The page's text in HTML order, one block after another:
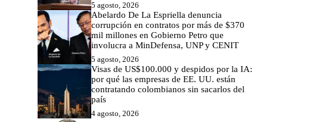
5 agosto, 2026
Abelardo De La Espriella denuncia
corrupción en contratos por más de $370
mil millones en Gobierno Petro que
involucra a MinDefensa, UNP y CENIT
5 agosto, 2026
Visas de US$100.000 y despidos por la IA:
por qué las empresas de EE. UU. están
contratando colombianos sin sacarlos del
país
4 agosto, 2026